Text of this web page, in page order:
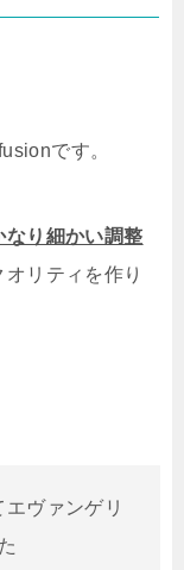
です。
なり細かい調整
リティを作り
ヴァンゲリ